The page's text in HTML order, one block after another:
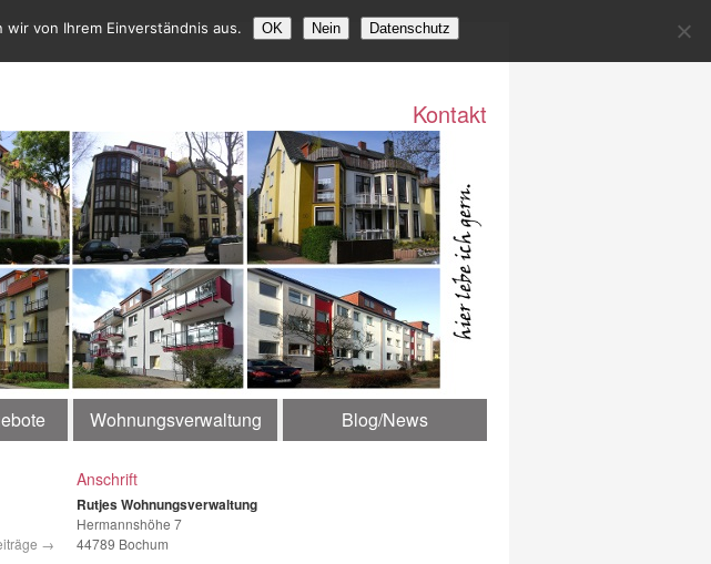
Kontakt
Wohnungsverwaltung Blog/News
→
Anschrift
Rutjes Wohnungsverwaltung
Hermannshöhe 7
44789 Bochum
von Ihrem Einverständnis aus. OK Nein Datenschutz